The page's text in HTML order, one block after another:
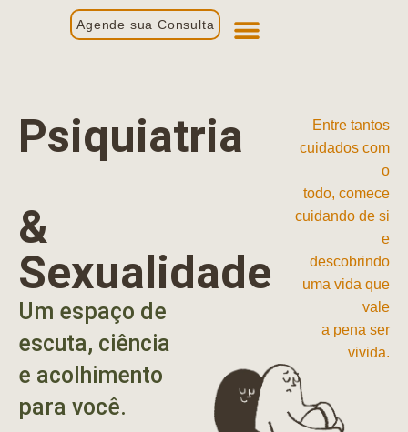
Agende sua Consulta
Psiquiatria
&
Sexualidade
Um espaço de
escuta, ciência
e acolhimento
para você.
Entre tantos
cuidados com
o
todo, comece
cuidando de si
e
descobrindo
uma vida que
vale
a pena ser
vivida.